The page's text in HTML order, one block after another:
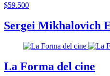
$59.500
Sergei Mikhalovich
La Forma del cine